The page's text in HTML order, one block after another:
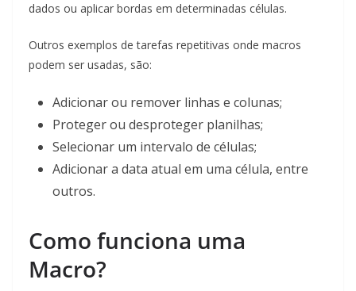
dados ou aplicar bordas em determinadas células.
Outros exemplos de tarefas repetitivas onde macros
podem ser usadas, são:
Adicionar ou remover linhas e colunas;
Proteger ou desproteger planilhas;
Selecionar um intervalo de células;
Adicionar a data atual em uma célula, entre
outros.
Como funciona uma
Macro?